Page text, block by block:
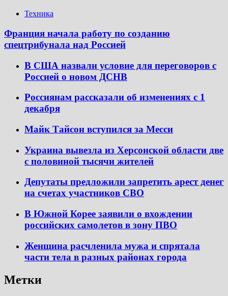
Техника
Франция начала работу по созданию
спецтрибунала над Россией
В США назвали условие для переговоров с
Россией о новом ДСНВ
Россиянам рассказали об изменениях с 1
декабря
Майк Тайсон вступился за Месси
Украина вывезла из Херсонской области две
с половиной тысячи жителей
Депутаты предложили запретить арест денег
на счетах участников СВО
В Южной Корее заявили о вхождении
российских самолетов в зону ПВО
Женщина расчленила мужа и спрятала
части тела в разных районах города
Метки